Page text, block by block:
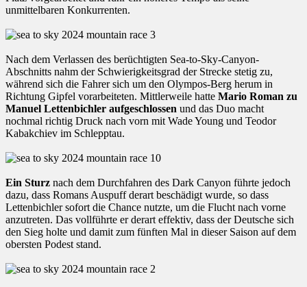
unmittelbaren Konkurrenten.
Nach dem Verlassen des berüchtigten Sea-to-Sky-Canyon-
Abschnitts nahm der Schwierigkeitsgrad der Strecke stetig zu,
während sich die Fahrer sich um den Olympos-Berg herum in
Richtung Gipfel vorarbeiteten. Mittlerweile hatte Mario Roman zu
Manuel Lettenbichler aufgeschlossen und das Duo macht
nochmal richtig Druck nach vorn mit Wade Young und Teodor
Kabakchiev im Schlepptau.
Ein Sturz nach dem Durchfahren des Dark Canyon führte jedoch
dazu, dass Romans Auspuff derart beschädigt wurde, so dass
Lettenbichler sofort die Chance nutzte, um die Flucht nach vorne
anzutreten. Das vollführte er derart effektiv, dass der Deutsche sich
den Sieg holte und damit zum fünften Mal in dieser Saison auf dem
obersten Podest stand.